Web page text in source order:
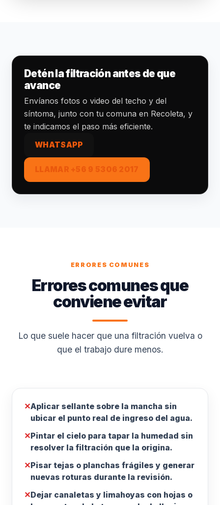
Detén la filtración antes de que
avance
Envíanos fotos o video del techo y del
síntoma, junto con tu comuna en Recoleta, y
te indicamos el paso más eficiente.
WHATSAPP
LLAMAR +56 9 5306 2017
ERRORES COMUNES
Errores comunes que
conviene evitar
Lo que suele hacer que una filtración vuelva o
que el trabajo dure menos.
✕Aplicar sellante sobre la mancha sin
ubicar el punto real de ingreso del agua.
✕Pintar el cielo para tapar la humedad sin
resolver la filtración que la origina.
✕Pisar tejas o planchas frágiles y generar
nuevas roturas durante la revisión.
✕Dejar canaletas y limahoyas con hojas o